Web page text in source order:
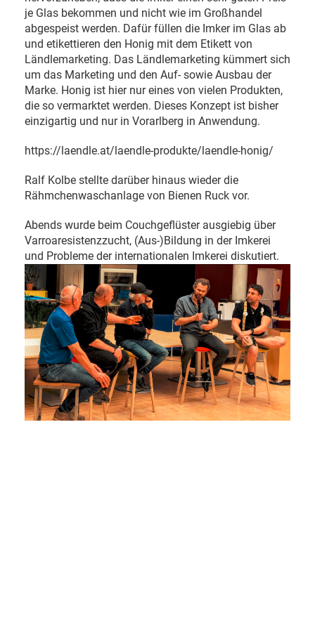
je Glas bekommen und nicht wie im Großhandel
abgespeist werden. Dafür füllen die Imker im Glas ab
und etikettieren den Honig mit dem Etikett von
Ländlemarketing. Das Ländlemarketing kümmert sich
um das Marketing und den Auf- sowie Ausbau der
Marke. Honig ist hier nur eines von vielen Produkten,
die so vermarktet werden. Dieses Konzept ist bisher
einzigartig und nur in Vorarlberg in Anwendung.
https://laendle.at/laendle-produkte/laendle-honig/
Ralf Kolbe stellte darüber hinaus wieder die
Rähmchenwaschanlage von Bienen Ruck vor.
Abends wurde beim Couchgeflüster ausgiebig über
Varroaresistenzzucht, (Aus-)Bildung in der Imkerei
und Probleme der internationalen Imkerei diskutiert.